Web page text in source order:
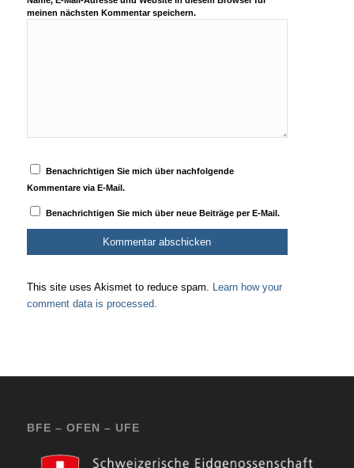
meinen nächsten Kommentar speichern.
Benachrichtigen Sie mich über nachfolgende
Kommentare via E-Mail.
Benachrichtigen Sie mich über neue Beiträge per E-Mail.
This site uses Akismet to reduce spam. Learn how your
comment data is processed.
BFE – OFEN – UFE